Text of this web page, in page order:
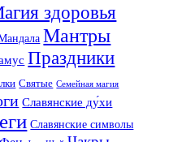
здоровья
Мантры
Праздники
Святые Семейная магия
Славянские ду́хи
Славянские символы